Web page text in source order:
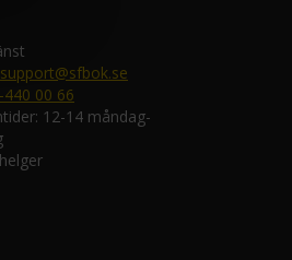
support@sfbok.se
00 66
12-14 måndag-